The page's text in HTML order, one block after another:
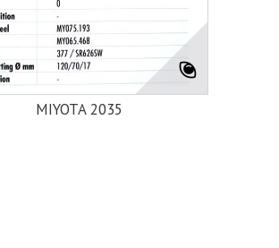
MIYOTA 2035